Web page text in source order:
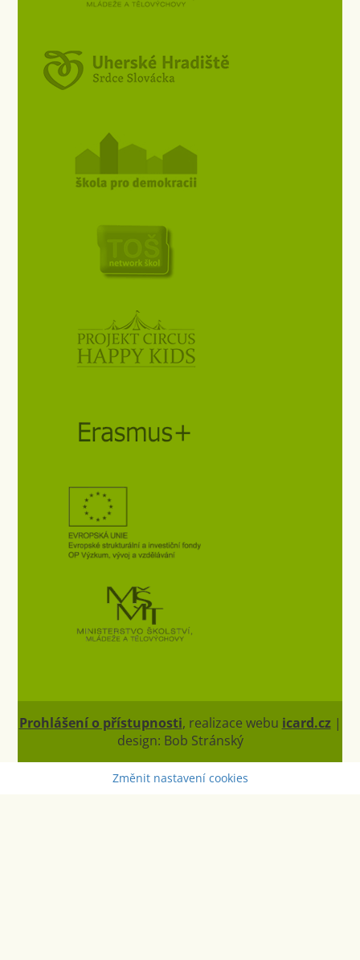
Prohlášení o přístupnosti, realizace webu icard.cz|
design: Bob Stránský
Změnit nastavení cookies